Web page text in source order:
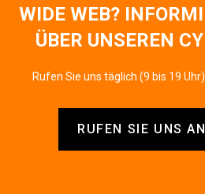
WIDE WEB?
ÜBER UNSEREN
Rufen Sie uns täglich (9 bis 19
RUFEN SIE UNS AN